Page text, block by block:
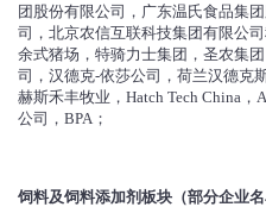
团股份有限公司，广东温氏食品集
司，北京农信互联科技集团有限公
余式猪场，特骑力士集团，圣农集
司，汉德克-依莎公司，荷兰汉德克
赫斯禾丰牧业，Hatch Tech China
公司，BPA；
饲料及饲料添加剂板块（部分企业名